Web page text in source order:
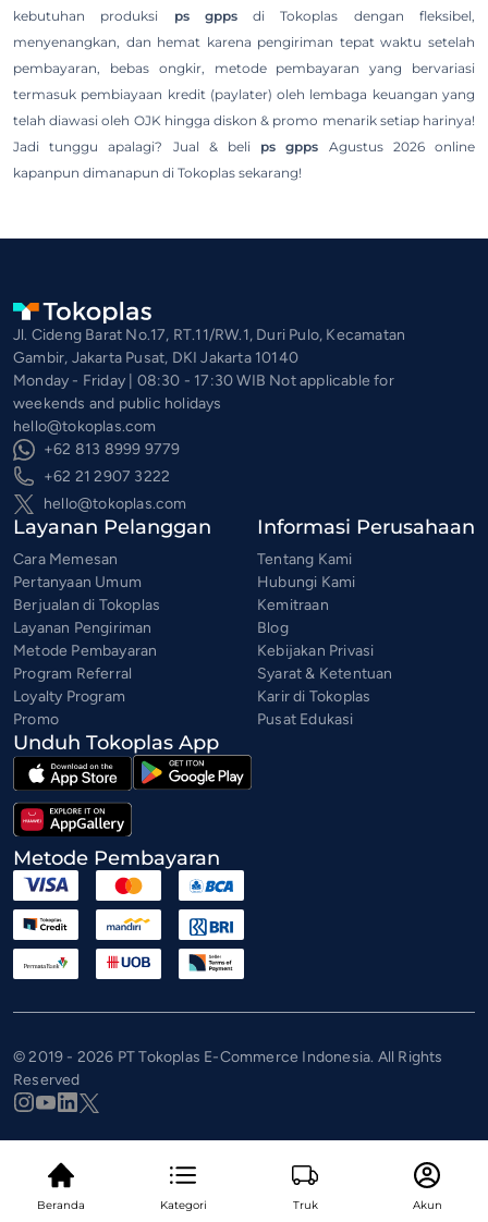
Beranda Kategori Truk Akun
kebutuhan produksi ps gppsdi Tokoplas dengan fleksibel,
menyenangkan, dan hemat karena pengiriman tepat waktu setelah
pembayaran, bebas ongkir, metode pembayaran yang bervariasi
termasuk pembiayaan kredit (paylater) oleh lembaga keuangan yang
telah diawasi oleh OJK hingga diskon & promo menarik setiap harinya!
Jadi tunggu apalagi? Jual & beli ps gpps Agustus 2026 online
kapanpun dimanapun di Tokoplas sekarang!
Jl. Cideng Barat No.17, RT.11/RW.1, Duri Pulo, Kecamatan
Gambir, Jakarta Pusat, DKI Jakarta 10140
Monday - Friday | 08:30 - 17:30 WIB Not applicable for
weekends and public holidays
hello@tokoplas.com
+62 813 8999 9779
+62 21 2907 3222
hello@tokoplas.com
Layanan Pelanggan
Cara Memesan
Pertanyaan Umum
Berjualan di Tokoplas
Layanan Pengiriman
Metode Pembayaran
Program Referral
Loyalty Program
Promo
Informasi Perusahaan
Tentang Kami
Hubungi Kami
Kemitraan
Blog
Kebijakan Privasi
Syarat & Ketentuan
Karir di Tokoplas
Pusat Edukasi
Unduh Tokoplas App
Metode Pembayaran
© 2019 - 2026 PT Tokoplas E-Commerce Indonesia. All Rights
Reserved